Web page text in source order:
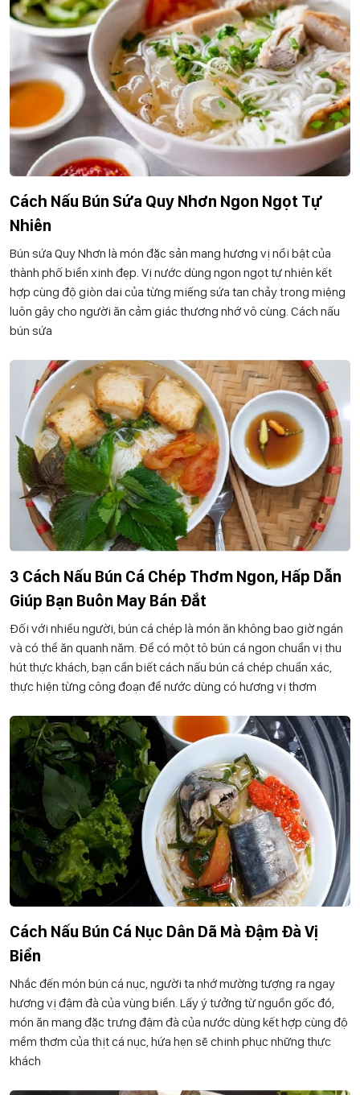
Cách Nấu Bún Sứa Quy Nhơn Ngon Ngọt Tự
Nhiên
Bún sứa Quy Nhơn là món đặc sản mang hương vị nổi bật của
thành phố biển xinh đẹp. Vị nước dùng ngon ngọt tự nhiên kết
hợp cùng độ giòn dai của từng miếng sứa tan chảy trong miệng
luôn gây cho người ăn cảm giác thương nhớ vô cùng. Cách nấu
bún sứa
3 Cách Nấu Bún Cá Chép Thơm Ngon, Hấp Dẫn
Giúp Bạn Buôn May Bán Đắt
Đối với nhiều người, bún cá chép là món ăn không bao giờ ngán
và có thể ăn quanh năm. Để có một tô bún cá ngon chuẩn vị thu
hút thực khách, bạn cần biết cách nấu bún cá chép chuẩn xác,
thực hiện từng công đoạn để nước dùng có hương vị thơm
Cách Nấu Bún Cá Nục Dân Dã Mà Đậm Đà Vị
Biển
Nhắc đến món bún cá nục, người ta nhớ mường tượng ra ngay
hương vị đậm đà của vùng biển. Lấy ý tưởng từ nguồn gốc đó,
món ăn mang đặc trưng đậm đà của nước dùng kết hợp cùng độ
mềm thơm của thịt cá nục, hứa hẹn sẽ chinh phục những thực
khách